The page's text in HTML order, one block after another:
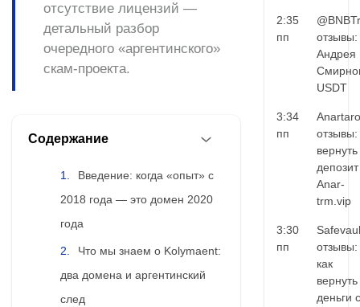
отсутствие лицензий —
детальный разбор
очередного «аргентинского»
скам-проекта.
Содержание
Введение: когда «опыт» с
2018 года — это домен 2020
года
Что мы знаем о Kolymaent:
два домена и аргентинский
след
2:35
пп
Андрея
USDT
3:34
пп
отзывы:
вернуть
Anar-
trm.vip
3:30
пп
отзывы:
как
вернуть
деньги с